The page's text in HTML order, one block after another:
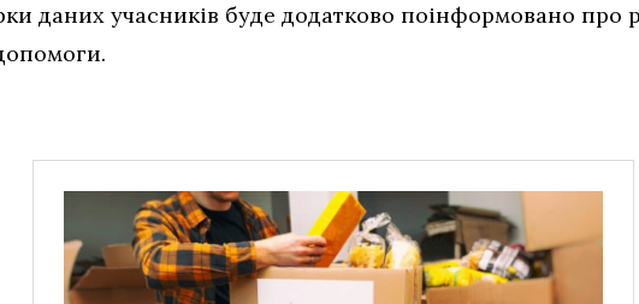
даних учасників буде додатково поінформовано про